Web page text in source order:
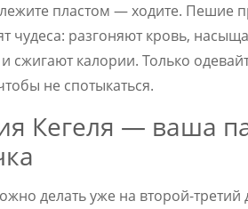
пластом — ходите. Пешие
чудеса: разгоняют кровь,
сжигают калории. Только
не спотыкаться.
Кегеля — ваша
делать уже на второй-